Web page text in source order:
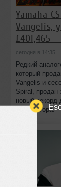
Yamaha
Vangelis,
£401,465
сегодня в 14:35
Редкий
который
Vangelis и
Spiral, продан
новый рекорд
синтезатора.